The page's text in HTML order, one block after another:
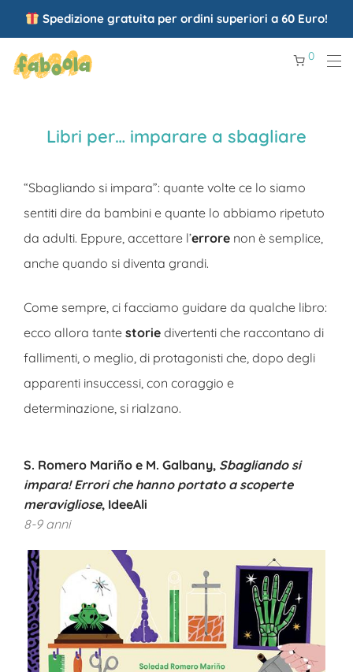
Spedizione gratuita per ordini superiori a 60 Euro!
0
Libri per… imparare a sbagliare
“Sbagliando si impara”: quante volte ce lo siamo
sentiti dire da bambini e quante lo abbiamo ripetuto
da adulti. Eppure, accettare l’errore non è semplice,
anche quando si diventa grandi.
Come sempre, ci facciamo guidare da qualche libro:
ecco allora tante storie divertenti che raccontano di
fallimenti, o meglio, di protagonisti che, dopo degli
apparenti insuccessi, con coraggio e
determinazione, si rialzano.
S. Romero Mariño e M. Galbany, Sbagliando si
impara! Errori che hanno portato a scoperte
meravigliose, IdeeAli
8-9 anni